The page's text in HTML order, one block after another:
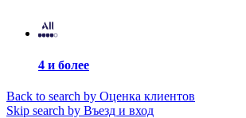
4 и более
Back to search by Оценка клиентов
Skip search by Въезд и вход